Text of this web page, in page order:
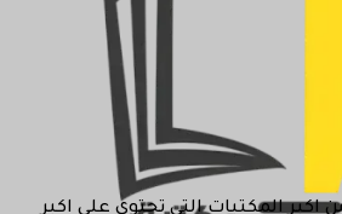
اكبر المكتبات التي تحتوي علي اكبر